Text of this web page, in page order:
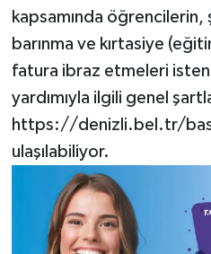
kapsamında öğrencilerin,
barınma ve kırtasiye
fatura ibraz etmeleri
yardımıyla ilgili genel
https://denizli.bel.tr/
ulaşılabiliyor.